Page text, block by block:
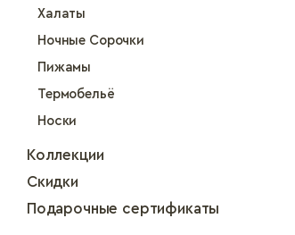
Халаты
Ночные Сорочки
Пижамы
Термобельё
Носки
Коллекции
Скидки
Подарочные сертификаты